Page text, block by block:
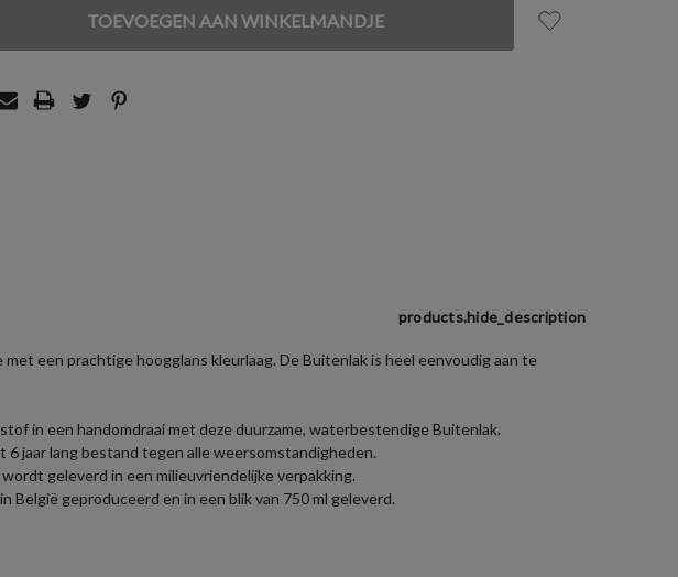
UNDEFINED
products.hide_description
een prachtige hoogglans kleurlaag. De Buitenlak is heel eenvoudig aan te
in een handomdraai met deze duurzame, waterbestendige Buitenlak.
jaar lang bestand tegen alle weersomstandigheden.
geleverd in een milieuvriendelijke verpakking.
geproduceerd en in een blik van 750 ml geleverd.